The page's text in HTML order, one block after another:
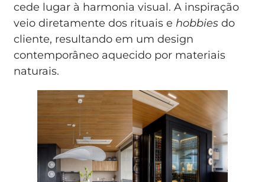
cede lugar à harmonia visual. A inspiração
veio diretamente dos rituais e hobbies do
cliente, resultando em um design
contemporâneo aquecido por materiais
naturais.